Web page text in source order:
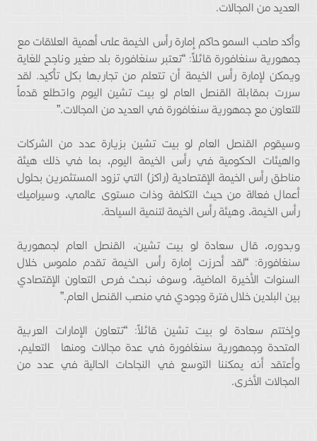
العديد من المجالات.
وأكد صاحب السمو حاكم إمارة رأس الخيمة على أهمية العلاقات مع
جمهورية سنغافورة قائلاً: “تعتبر سنغافورة بلد صغير وناجح للغاية
ويمكن لإمارة رأس الخيمة أن تتعلم من تجاربها بكل تأكيد. لقد
سررت بمقابلة القنصل العام لو بيت تشين اليوم واتطلع قدماً
للتعاون مع جمهورية سنغافورة في العديد من المجالات.”
وسيقوم القنصل العام لو بيت تشين بزيارة عدد من الشركات
والهيئات الحكومية في رأس الخيمة اليوم، بما في ذلك هيئة
مناطق رأس الخيمة الإقتصادية (راكز) التي تزود المستثمرين بحلول
أعمال فعالة من حيث التكلفة وذات مستوى عالمي، وسيراميك
رأس الخيمة، وهيئة رأس الخيمة لتنمية السياحة.
وبدوره، قال سعادة لو بيت تشين، القنصل العام لجمهورية
سنغافورة: “لقد أحرزت إمارة رأس الخيمة تقدم ملموس خلال
السنوات الأخيرة الماضية، وسوف نبحث فرص التعاون الإقتصادي
بين البلدين خلال فترة وجودي في منصب القنصل العام.”
وإختتم سعادة لو بيت تشين قائلاً: “تتعاون الإمارات العربية
المتحدة وجمهورية سنغافورة في عدة مجالات ومنها التعليم،
وأعتقد أنه يمكننا التوسع في النجاحات الحالية في عدد من
المجالات الأخرى.